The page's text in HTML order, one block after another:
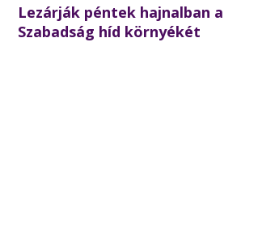
Lezárják péntek hajnalban a
Szabadság híd környékét